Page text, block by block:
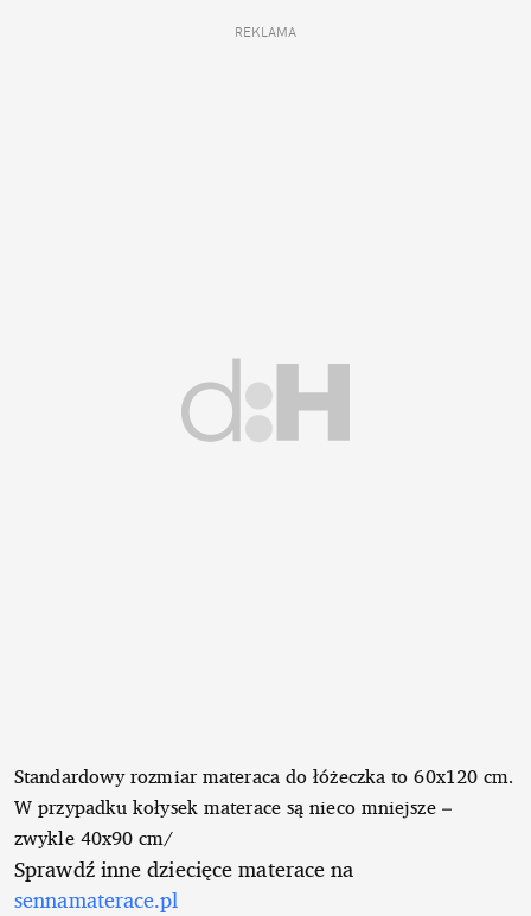
REKLAMA
Standardowy rozmiar materaca do łóżeczka to 60x120 cm.
W przypadku kołysek materace są nieco mniejsze –
zwykle 40x90 cm/
Sprawdź inne dziecięce materace na
sennamaterace.pl